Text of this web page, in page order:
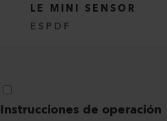
LE MINI SENSOR
ES PDF
Instrucciones de operación